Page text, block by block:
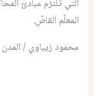
التي تلتزم مبادئ
المعلّم القاصّ.
محمود زيباوي / المدن